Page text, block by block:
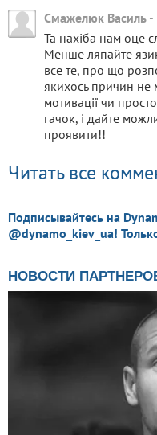
Смажелюк Василь -
Та нахіба нам оце
Менше ляпайте
все те, про що
якихось причин не
мотивації чи
гачок, і дайте
проявити!!
Читать все
Подписывайтесь на
@dynamo_kiev_ua!